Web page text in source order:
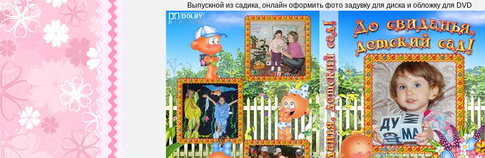
Выпускной из садика, онлайн оформить фото задувку для диска и обложку для DVD